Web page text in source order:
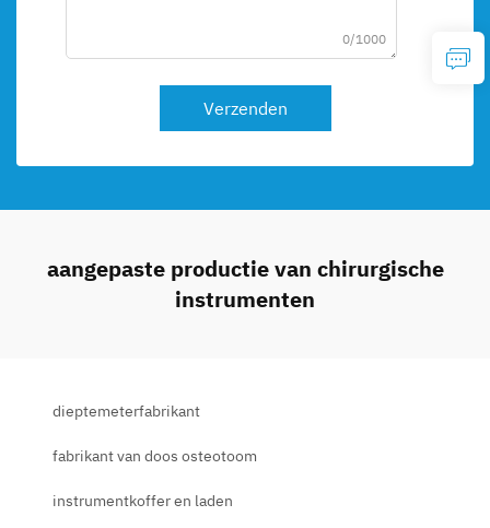
0/1000
Verzenden
aangepaste productie van chirurgische
instrumenten
dieptemeterfabrikant
fabrikant van doos osteotoom
instrumentkoffer en laden